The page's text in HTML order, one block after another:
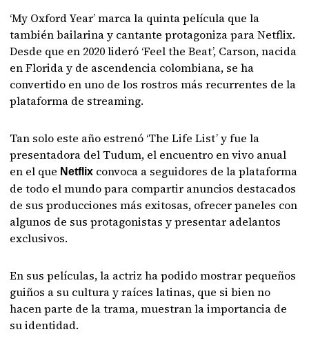
‘My Oxford Year’ marca la quinta película que la
también bailarina y cantante protagoniza para Netflix.
Desde que en 2020 lideró ‘Feel the Beat’, Carson, nacida
en Florida y de ascendencia colombiana, se ha
convertido en uno de los rostros más recurrentes de la
plataforma de streaming.
Tan solo este año estrenó ‘The Life List’ y fue la
presentadora del Tudum, el encuentro en vivo anual
en el que Netflix convoca a seguidores de la plataforma
de todo el mundo para compartir anuncios destacados
de sus producciones más exitosas, ofrecer paneles con
algunos de sus protagonistas y presentar adelantos
exclusivos.
En sus películas, la actriz ha podido mostrar pequeños
guiños a su cultura y raíces latinas, que si bien no
hacen parte de la trama, muestran la importancia de
su identidad.